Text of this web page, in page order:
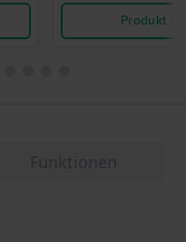
Produkt